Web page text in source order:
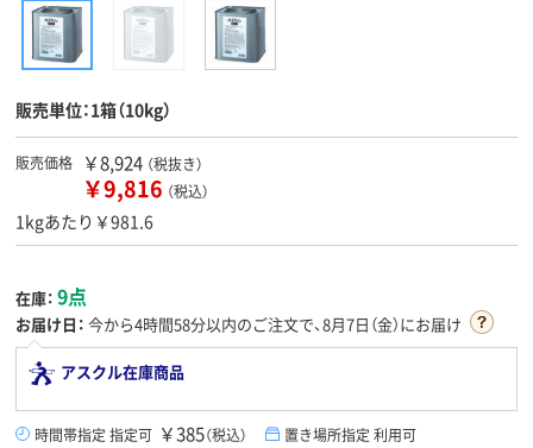
販売単位：1箱（10kg）
販売価格 ￥8,924 （税抜き）
￥9,816 （税込）
1kgあたり￥981.6
在庫： 9点
お届け日： 今から4時間58分以内のご注文で、8月7日（金）にお届け
アスクル在庫商品
時間帯指定 指定可 ￥385（税込） 置き場所指定 利用可